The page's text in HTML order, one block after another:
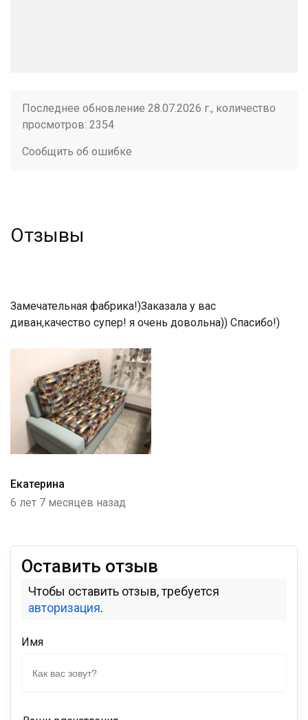
Последнее обновление 28.07.2026 г., количество
просмотров: 2354
Сообщить об ошибке
Отзывы
Замечательная фабрика!)Заказала у вас
диван,качество супер! я очень довольна)) Спасибо!)
Екатерина
6 лет 7 месяцев назад
Оставить отзыв
Чтобы оставить отзыв, требуется
авторизация.
Имя